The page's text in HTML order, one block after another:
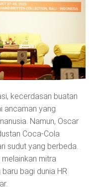
kecerdasan buatan
ancaman yang
Namun, Oscar
Coca-Cola
sudut yang berbeda.
mitra
bagi dunia HR